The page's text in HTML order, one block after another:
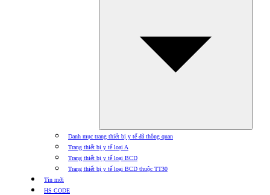
Danh mục trang thiết bị y tế đã thông quan
Trang thiết bị y tế loại A
Trang thiết bị y tế loại BCD
Trang thiết bị y tế loại BCD thuộc TT30
Tin mới
HS CODE